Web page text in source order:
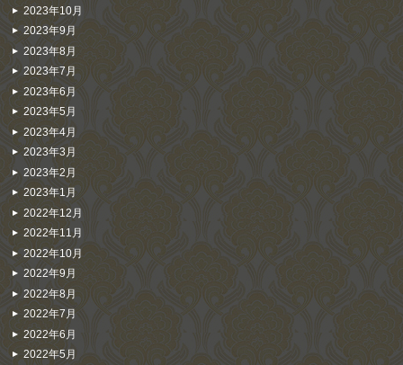
2023年10月
2023年9月
2023年8月
2023年7月
2023年6月
2023年5月
2023年4月
2023年3月
2023年2月
2023年1月
2022年12月
2022年11月
2022年10月
2022年9月
2022年8月
2022年7月
2022年6月
2022年5月